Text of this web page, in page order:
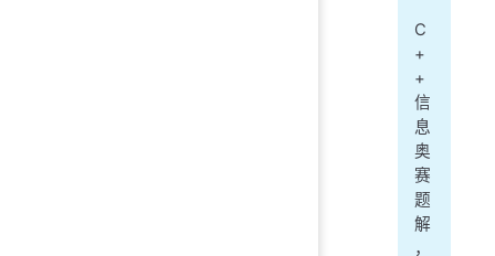
C
+
+
信
息
奥
赛
题
解
，